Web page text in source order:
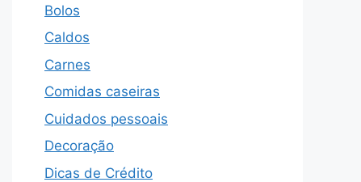
Bolos
Caldos
Carnes
Comidas caseiras
Cuidados pessoais
Decoração
Dicas de Crédito